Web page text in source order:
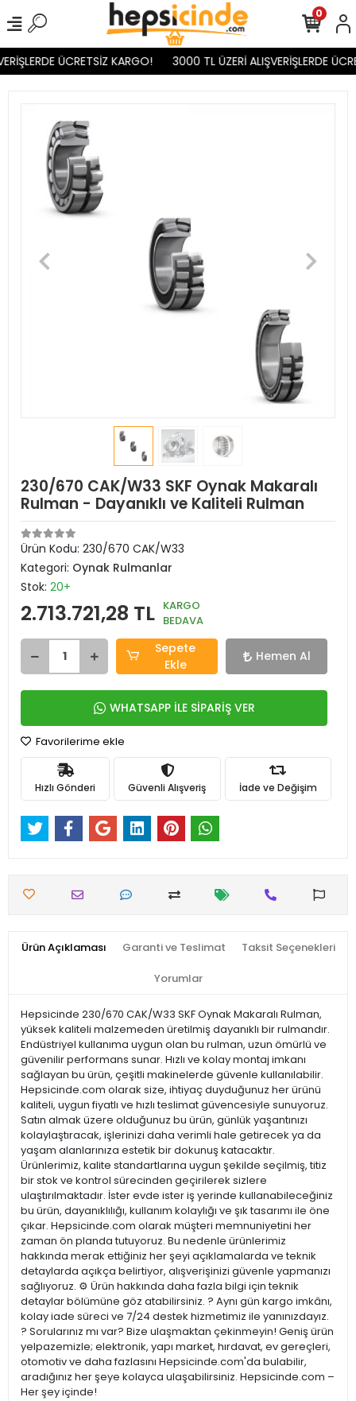
ÜCRETSİZ KARGO! 3000 TL ÜZERİ ALIŞVERİŞLERDE
0
230/670 CAK/W33 SKF Oynak Makaralı
Rulman - Dayanıklı ve Kaliteli Rulman
Ürün Kodu: 230/670 CAK/W33
Kategori: Oynak Rulmanlar
Stok: 20+
2.713.721,28 TL KARGO
BEDAVA
Sepete
Ekle
Hemen Al
WHATSAPP İLE SİPARİŞ VER
Favorilerime ekle
Hızlı Gönderi Güvenli Alışveriş İade ve Değişim
Ürün Açıklaması Garanti ve Teslimat Taksit Seçenekleri
Yorumlar
Hepsicinde 230/670 CAK/W33 SKF Oynak Makaralı Rulman,
yüksek kaliteli malzemeden üretilmiş dayanıklı bir rulmandır.
Endüstriyel kullanıma uygun olan bu rulman, uzun ömürlü ve
güvenilir performans sunar. Hızlı ve kolay montaj imkanı
sağlayan bu ürün, çeşitli makinelerde güvenle kullanılabilir.
Hepsicinde.com olarak size, ihtiyaç duyduğunuz her ürünü
kaliteli, uygun fiyatlı ve hızlı teslimat güvencesiyle sunuyoruz.
Satın almak üzere olduğunuz bu ürün, günlük yaşantınızı
kolaylaştıracak, işlerinizi daha verimli hale getirecek ya da
yaşam alanlarınıza estetik bir dokunuş katacaktır.
Ürünlerimiz, kalite standartlarına uygun şekilde seçilmiş, titiz
bir stok ve kontrol sürecinden geçirilerek sizlere
ulaştırılmaktadır. İster evde ister iş yerinde kullanabileceğiniz
bu ürün, dayanıklılığı, kullanım kolaylığı ve şık tasarımı ile öne
çıkar. Hepsicinde.com olarak müşteri memnuniyetini her
zaman ön planda tutuyoruz. Bu nedenle ürünlerimiz
hakkında merak ettiğiniz her şeyi açıklamalarda ve teknik
detaylarda açıkça belirtiyor, alışverişinizi güvenle yapmanızı
sağlıyoruz. ⚙️ Ürün hakkında daha fazla bilgi için teknik
detaylar bölümüne göz atabilirsiniz. ? Aynı gün kargo imkânı,
kolay iade süreci ve 7/24 destek hizmetimiz ile yanınızdayız.
? Sorularınız mı var? Bize ulaşmaktan çekinmeyin! Geniş ürün
yelpazemizle; elektronik, yapı market, hırdavat, ev gereçleri,
otomotiv ve daha fazlasını Hepsicinde.com'da bulabilir,
aradığınız her şeye kolayca ulaşabilirsiniz. Hepsicinde.com –
Her şey içinde!